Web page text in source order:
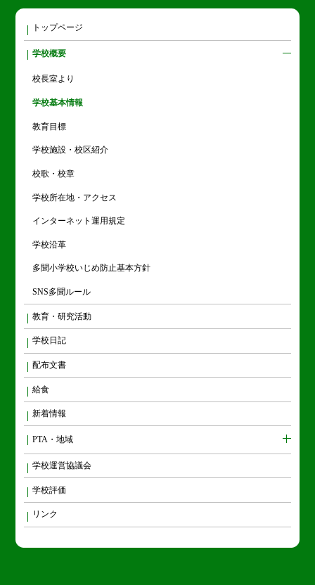
トップページ
学校概要
校長室より
学校基本情報
教育目標
学校施設・校区紹介
校歌・校章
学校所在地・アクセス
インターネット運用規定
学校沿革
多聞小学校いじめ防止基本方針
SNS多聞ルール
教育・研究活動
学校日記
配布文書
給食
新着情報
PTA・地域
学校運営協議会
学校評価
リンク